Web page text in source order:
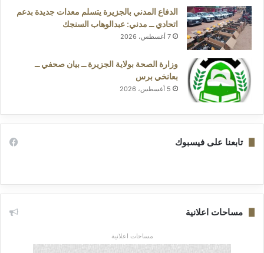
الدفاع المدني بالجزيرة يتسلم معدات جديدة بدعم
اتحادي ــ مدني: عبدالوهاب السنجك
7 أغسطس، 2026
وزارة الصحة بولاية الجزيرة ــ بيان صحفي ــ
بعانخي برس
5 أغسطس، 2026
تابعنا على فيسبوك
مساحات اعلانية
مساحات اعلانية